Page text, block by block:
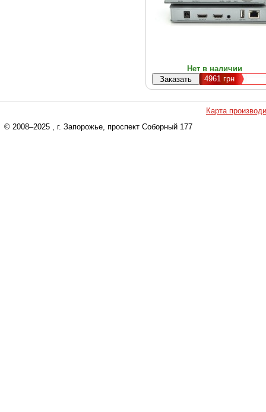
Нет в наличии
4961 грн
Карта
© 2008–2025 , г. Запорожье, проспект Соборный 177